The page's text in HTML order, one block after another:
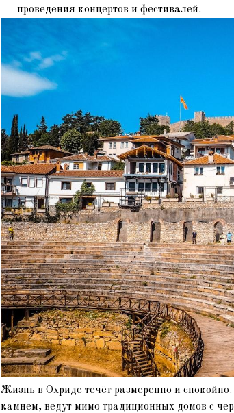
проведения концертов и фестивалей.
Жизнь в Охриде течёт размеренно и
камнем, ведут мимо традиционных домов с